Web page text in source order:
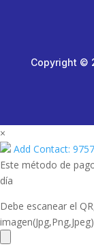
Copyright ©
×
Add Contact:
Este método de
día
Debe escanear el
imagen(Jpg,Png,Jpeg)